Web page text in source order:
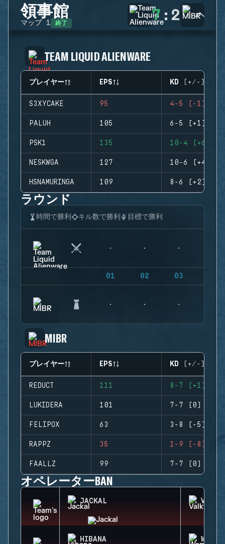
領事館
マップ 1 終了 7 : 2
TEAM LIQUID ALIENWARE
プレイヤー EPS KD (+/-)
S3XYCAKE 95 4-5 (-1)
PALUH 105 6-5 (+1)
PSK1 135 10-4 (+6)
NESKWGA 127 10-6 (+4)
HSNAMURINGA 109 8-6 (+2)
ラウンド
時間で勝利 キル数で勝利 目標で勝利
01 02 03
MIBR
プレイヤー EPS KD (+/-)
REDUCT 111 8-7 (+1)
LUKIDERA 101 7-7 (0)
FELIPOX 63 3-8 (-5)
RAPPZ 35 1-9 (-8)
FAALLZ 99 7-7 (0)
オペレーターBAN
JACKAL
HIBANA WAMAI